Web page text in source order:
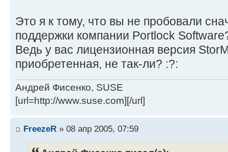
Это я к тому, что вы не пробовали
поддержки компании Portlock
Ведь у вас лицензионная версия
приобретенная, не так-ли? :?:
Андрей Фисенко, SUSE
[url=http://www.suse.com][/url]
FreezeR » 08 апр 2005, 07:59